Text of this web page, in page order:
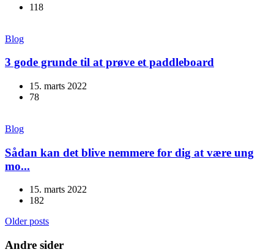
118
Blog
3 gode grunde til at prøve et paddleboard
15. marts 2022
78
Blog
Sådan kan det blive nemmere for dig at være ung
mo...
15. marts 2022
182
Older posts
Andre sider